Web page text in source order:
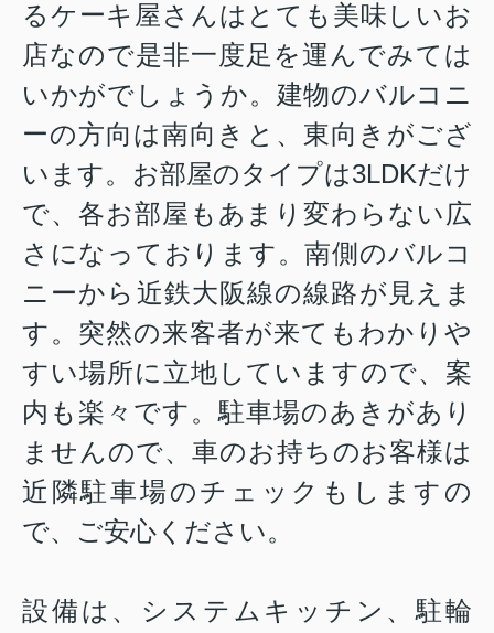
るケーキ屋さんはとても美味しいお
店なので是非一度足を運んでみては
いかがでしょうか。建物のバルコニ
ーの方向は南向きと、東向きがござ
います。お部屋のタイプは3LDKだけ
で、各お部屋もあまり変わらない広
さになっております。南側のバルコ
ニーから近鉄大阪線の線路が見えま
す。突然の来客者が来てもわかりや
すい場所に立地していますので、案
内も楽々です。駐車場のあきがあり
ませんので、車のお持ちのお客様は
近隣駐車場のチェックもしますの
で、ご安心ください。
設備は、システムキッチン、駐輪